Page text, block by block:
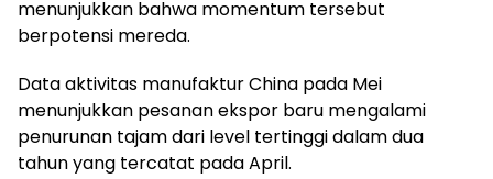
menunjukkan bahwa momentum tersebut
berpotensi mereda.
Data aktivitas manufaktur China pada Mei
menunjukkan pesanan ekspor baru mengalami
penurunan tajam dari level tertinggi dalam dua
tahun yang tercatat pada April.